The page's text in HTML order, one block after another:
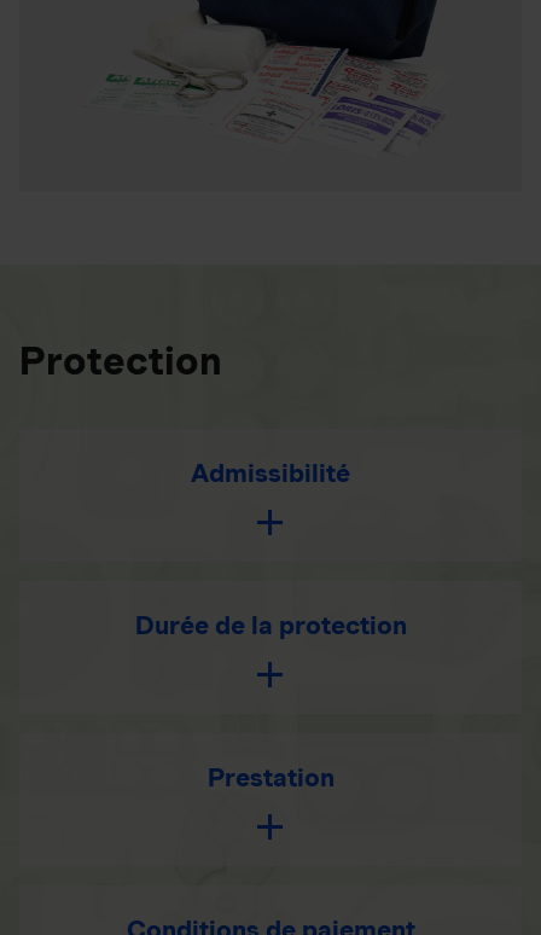
Protection
Admissibilité
Durée de la protection
Prestation